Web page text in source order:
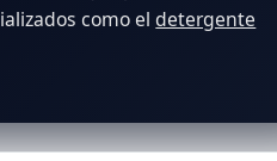
como eldetergente